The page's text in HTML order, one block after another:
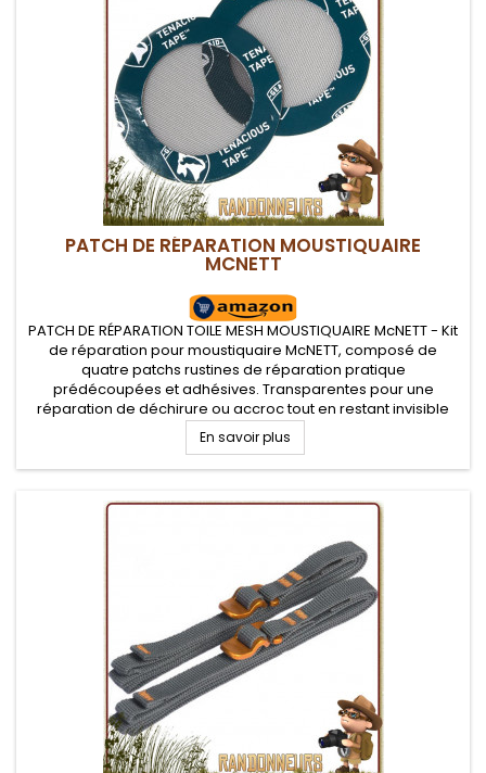
PATCH DE RÉPARATION MOUSTIQUAIRE
MCNETT
PATCH DE RÉPARATION TOILE MESH MOUSTIQUAIRE McNETT - Kit
de réparation pour moustiquaire McNETT, composé de
quatre patchs rustines de réparation pratique
prédécoupées et adhésives. Transparentes pour une
réparation de déchirure ou accroc tout en restant invisible
sur votre toile mesh moustiquaire de tente
En savoir plus